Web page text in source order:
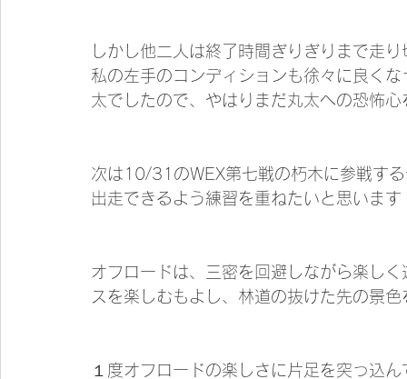
しかし他二人は終了時間ぎりぎりまで走
私の左手のコンディションも徐々に良く
太でしたので、やはりまだ丸太への恐怖
次は10/31のWEX第七戦の朽木に参戦す
出走できるよう練習を重ねたいと思います
オフロードは、三密を回避しながら楽し
スを楽しむもよし、林道の抜けた先の景
１度オフロードの楽しさに片足を突っ込